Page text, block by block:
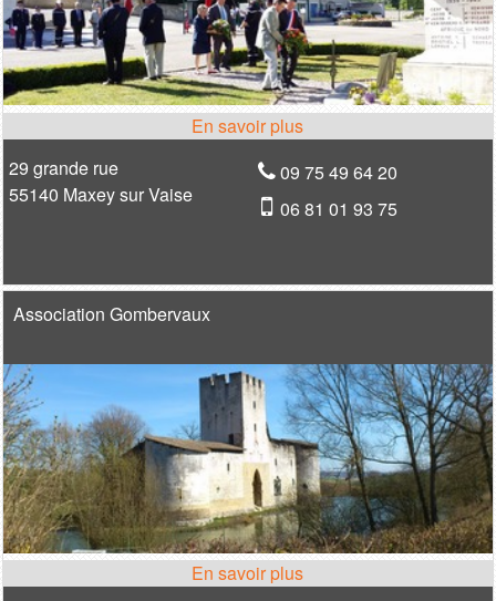
29 grande rue
55140 Maxey sur Vaise
09 75 49 64 20
06 81 01 93 75
Association Gombervaux